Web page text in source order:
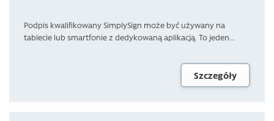
Podpis kwalifikowany SimplySign może być używany na
tablecie lub smartfonie z dedykowaną aplikacją. To jeden...
Szczegóły